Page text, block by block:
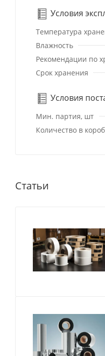
Условия
Температура
Влажность
Рекомендации по
Срок хранения
Условия
Мин. партия, шт
Количество в
Статьи